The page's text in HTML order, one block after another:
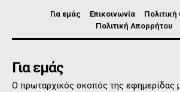
Για εμάς Επικοινωνία
Πολιτική Απορρήτου
Για εμάς
Ο πρωταρχικός σκοπός της εφημερίδας